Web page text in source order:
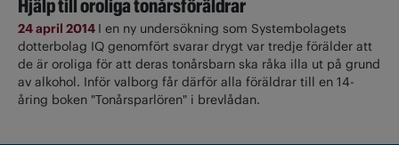
Hjälp till oroliga tonårsföräldrar
24 april 2014 I en ny undersökning som Systembolagets
dotterbolag IQ genomfört svarar drygt var tredje förälder att
de är oroliga för att deras tonårsbarn ska råka illa ut på grund
av alkohol. Inför valborg får därför alla föräldrar till en 14-
åring boken "Tonårsparlören" i brevlådan.